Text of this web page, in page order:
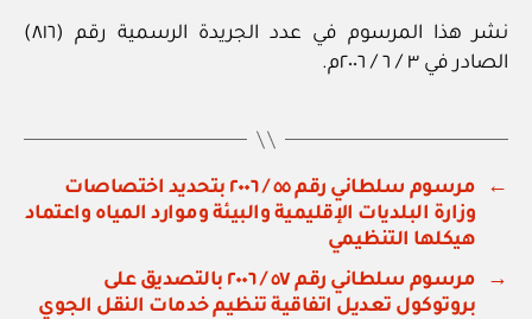
نشر هذا المرسوم في عدد الجريدة الرسمية رقم (٨١٦)
الصادر في ٣ / ٦ / ٢٠٠٦م.
←
مرسوم سلطاني رقم ٥٥ / ٢٠٠٦ بتحديد اختصاصات
وزارة البلديات الإقليمية والبيئة وموارد المياه واعتماد
هيكلها التنظيمي
→
مرسوم سلطاني رقم ٥٧ / ٢٠٠٦ بالتصديق على
بروتوكول تعديل اتفاقية تنظيم خدمات النقل الجوي